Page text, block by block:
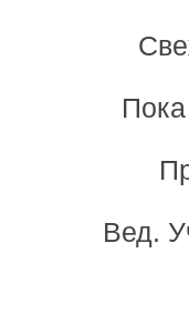
Вед.